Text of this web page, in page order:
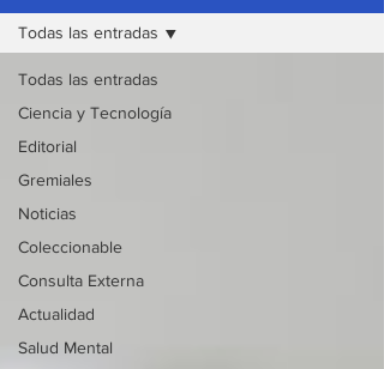
Todas las entradas
Ciencia y Tecnología
Editorial
Gremiales
Noticias
Coleccionable
Consulta Externa
Actualidad
Salud Mental
Todas las entradas